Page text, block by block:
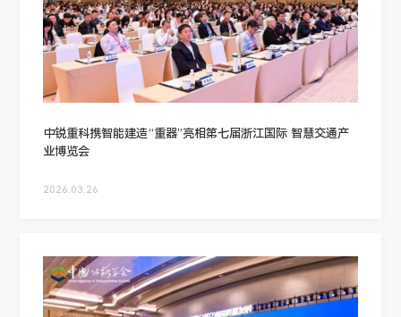
中锐重科携智能建造“重器”亮相第七届浙江国际 智慧交通产
业博览会
2026.03.26